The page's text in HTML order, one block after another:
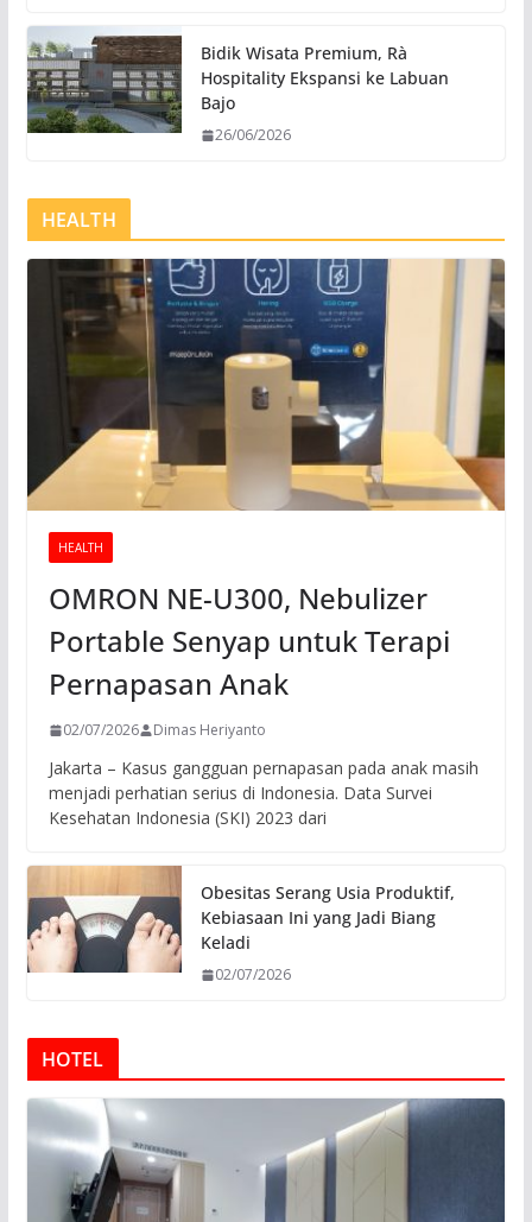
Bidik Wisata Premium, Rà
Hospitality Ekspansi ke Labuan
Bajo
26/06/2026
HEALTH
HEALTH
OMRON NE-U300, Nebulizer
Portable Senyap untuk Terapi
Pernapasan Anak
02/07/2026 Dimas Heriyanto
Jakarta – Kasus gangguan pernapasan pada anak masih
menjadi perhatian serius di Indonesia. Data Survei
Kesehatan Indonesia (SKI) 2023 dari
Obesitas Serang Usia Produktif,
Kebiasaan Ini yang Jadi Biang
Keladi
02/07/2026
HOTEL